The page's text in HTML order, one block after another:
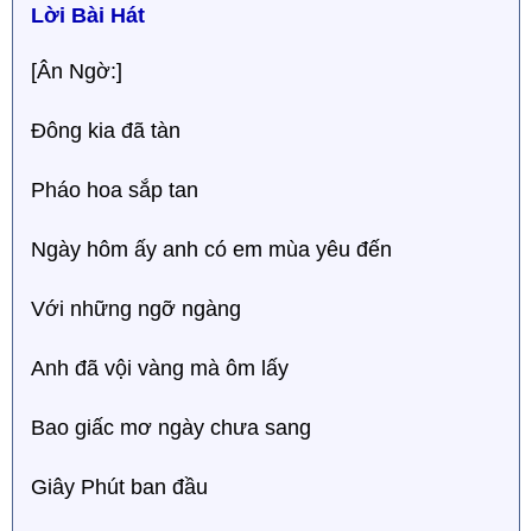
Lời Bài Hát
[Ân Ngờ:]
Đông kia đã tàn
Pháo hoa sắp tan
Ngày hôm ấy anh có em mùa yêu đến
Với những ngỡ ngàng
Anh đã vội vàng mà ôm lấy
Bao giấc mơ ngày chưa sang
Giây Phút ban đầu